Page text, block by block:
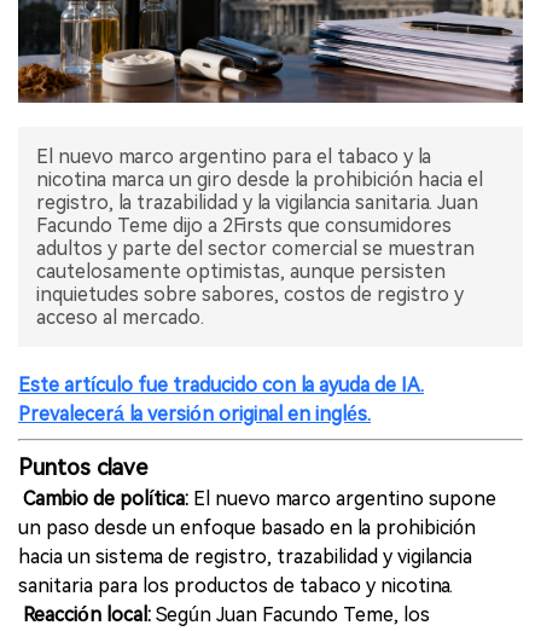
El nuevo marco argentino para el tabaco y la
nicotina marca un giro desde la prohibición hacia el
registro, la trazabilidad y la vigilancia sanitaria. Juan
Facundo Teme dijo a 2Firsts que consumidores
adultos y parte del sector comercial se muestran
cautelosamente optimistas, aunque persisten
inquietudes sobre sabores, costos de registro y
acceso al mercado.
Este artículo fue traducido con la ayuda de IA.
Prevalecerá la versión original en inglés.
Puntos clave
Cambio de política: El nuevo marco argentino supone
un paso desde un enfoque basado en la prohibición
hacia un sistema de registro, trazabilidad y vigilancia
sanitaria para los productos de tabaco y nicotina.
Reacción local: Según Juan Facundo Teme, los